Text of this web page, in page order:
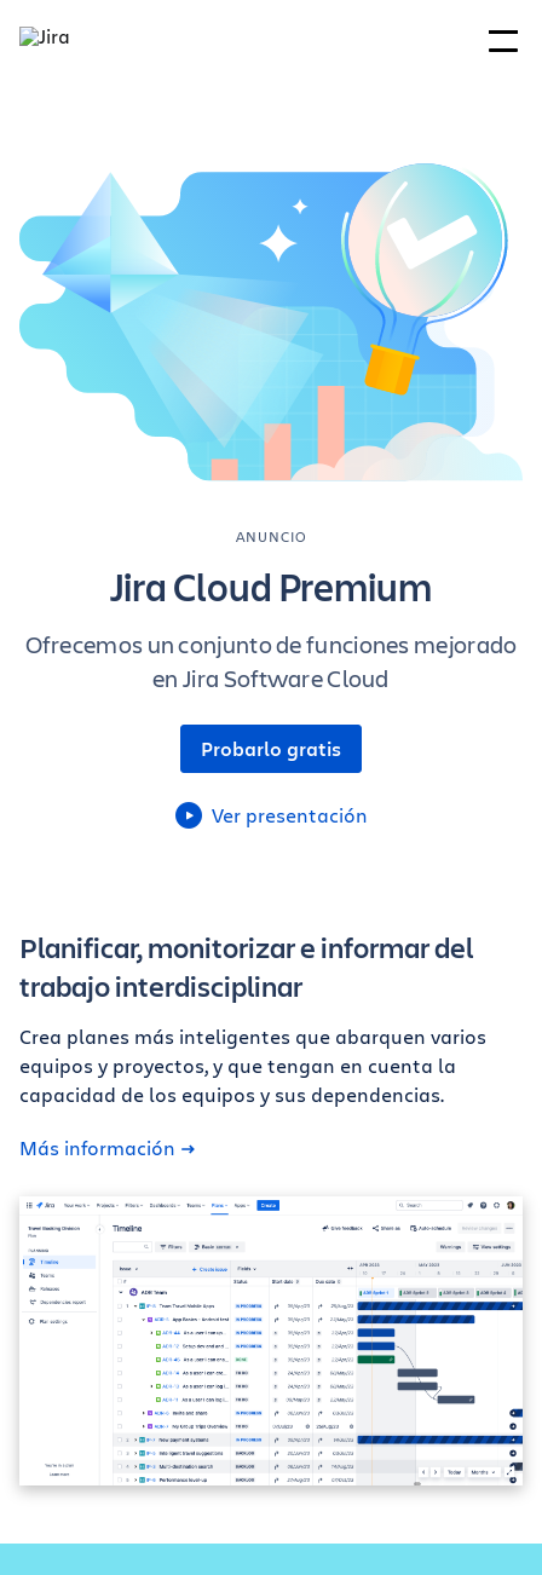
ANUNCIO
Jira Cloud Premium
Ofrecemos un conjunto de funciones mejorado
en Jira Software Cloud
Probarlo gratis
Ver presentación
Planificar, monitorizar e informar del
trabajo interdisciplinar
Crea planes más inteligentes que abarquen varios
equipos y proyectos, y que tengan en cuenta la
capacidad de los equipos y sus dependencias.
Más información